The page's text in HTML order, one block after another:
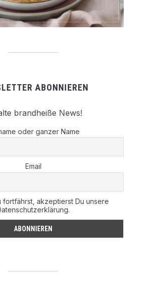
ABONNIEREN
brandheiße News!
oder ganzer Name
Email
fortfährst, akzeptierst Du unsere